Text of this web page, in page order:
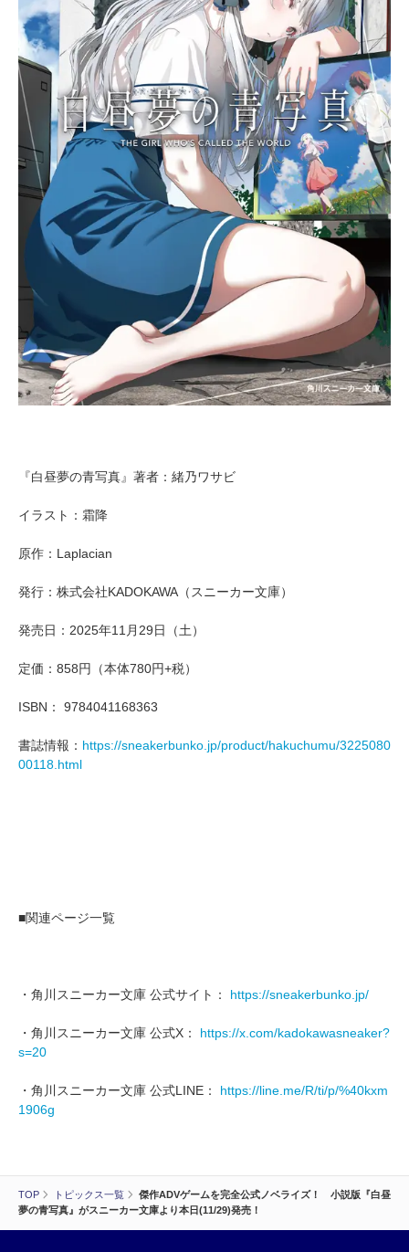
TOP トピックス一覧
傑作ADVゲームを完全公式ノベライズ！ 小説版『白昼
夢の青写真』がスニーカー文庫より本日(11/29)発売！
『白昼夢の青写真』著者：緒乃ワサビ
イラスト：霜降
原作：Laplacian
発行：株式会社KADOKAWA（スニーカー文庫）
発売日：2025年11月29日（土）
定価：858円（本体780円+税）
ISBN： 9784041168363
書誌情報： https://sneakerbunko.jp/product/hakuchumu/3225080
00118.html
■関連ページ一覧
・角川スニーカー文庫 公式サイト： https://sneakerbunko.jp/
・角川スニーカー文庫 公式X： https://x.com/kadokawasneaker?
s=20
・角川スニーカー文庫 公式LINE： https://line.me/R/ti/p/%40kxm
1906g